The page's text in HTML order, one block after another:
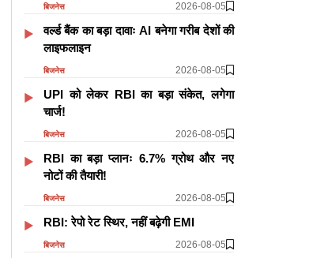
बिजनेस 2026-08-05
वर्ल्ड बैंक का बड़ा दावाः AI बनेगा गरीब देशों की
लाइफलाइन
बिजनेस 2026-08-05
UPI को लेकर RBI का बड़ा संकेत, लगेगा
चार्ज!
बिजनेस 2026-08-05
RBI का बड़ा प्लानः 6.7% ग्रोथ और नए
नोटों की तैयारी!
बिजनेस 2026-08-05
RBI: रेपो रेट स्थिर, नहीं बढ़ेगी EMI
बिजनेस 2026-08-05